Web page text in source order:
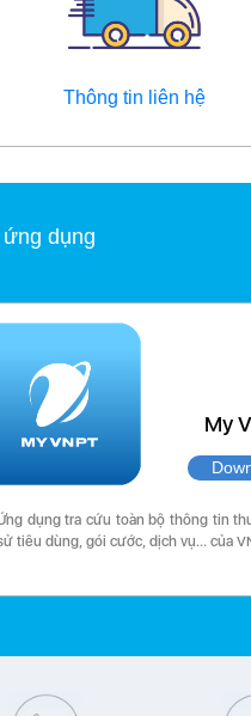
Thông tin liên hệ
ứng dụng
My
dụng tra cứu toàn bộ thông tin
tiêu dùng, gói cước, dịch vụ… của